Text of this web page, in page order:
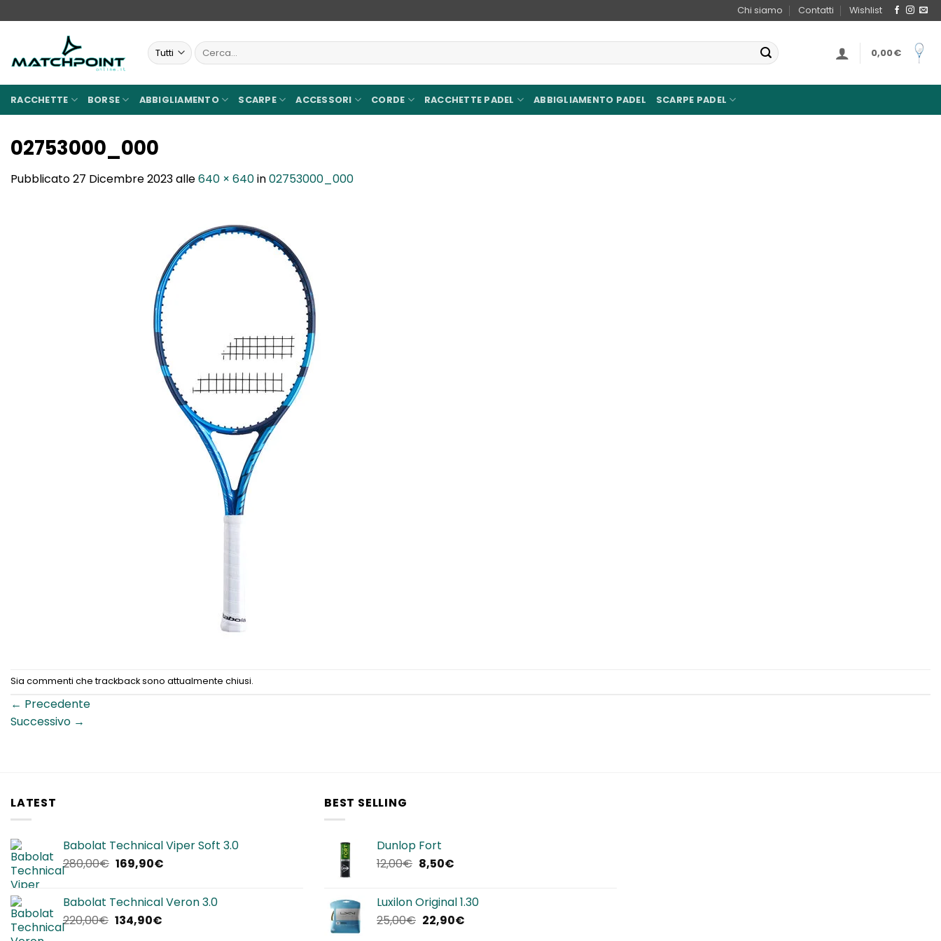
ai
Chi siamo Contatti Wishlist
Cerca: 0,00€
RACCHETTE BORSE ABBIGLIAMENTO SCARPE ACCESSORI CORDE RACCHETTE PADEL ABBIGLIAMENTO PADEL SCARPE PADEL
02753000_000
Pubblicato27 Dicembre 2023alle640 × 640in02753000_000
Sia commenti che trackback sono attualmente chiusi.
← Precedente
Successivo →
LATEST
Babolat Technical Viper Soft 3.0
280,00€ Il
era:
280,00€.
169,90€Il
è:
Babolat Technical Veron 3.0
220,00€ Il
134,90€Il
BEST SELLING
Dunlop Fort
12,00€ Il
era:
12,00€.
8,50€Il
è:
8,50€.
Luxilon Original 1.30
25,00€ Il
22,90€Il